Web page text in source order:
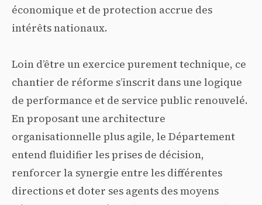
économique et de protection accrue des
intérêts nationaux.
Loin d’être un exercice purement technique, ce
chantier de réforme s’inscrit dans une logique
de performance et de service public renouvelé.
En proposant une architecture
organisationnelle plus agile, le Département
entend fluidifier les prises de décision,
renforcer la synergie entre les différentes
directions et doter ses agents des moyens